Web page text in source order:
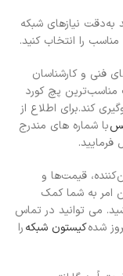
به‌دقت نیازهای شبکه
را انتخاب کنید.
فنی و کارشناسان
مناسب‌ترین پچ کورد
کند.برای اطلاع از
با شماره های مندرج
قیمت‌ها و
امر به شما کمک
می توانید در تماس
شدهکیستون شبکهرا